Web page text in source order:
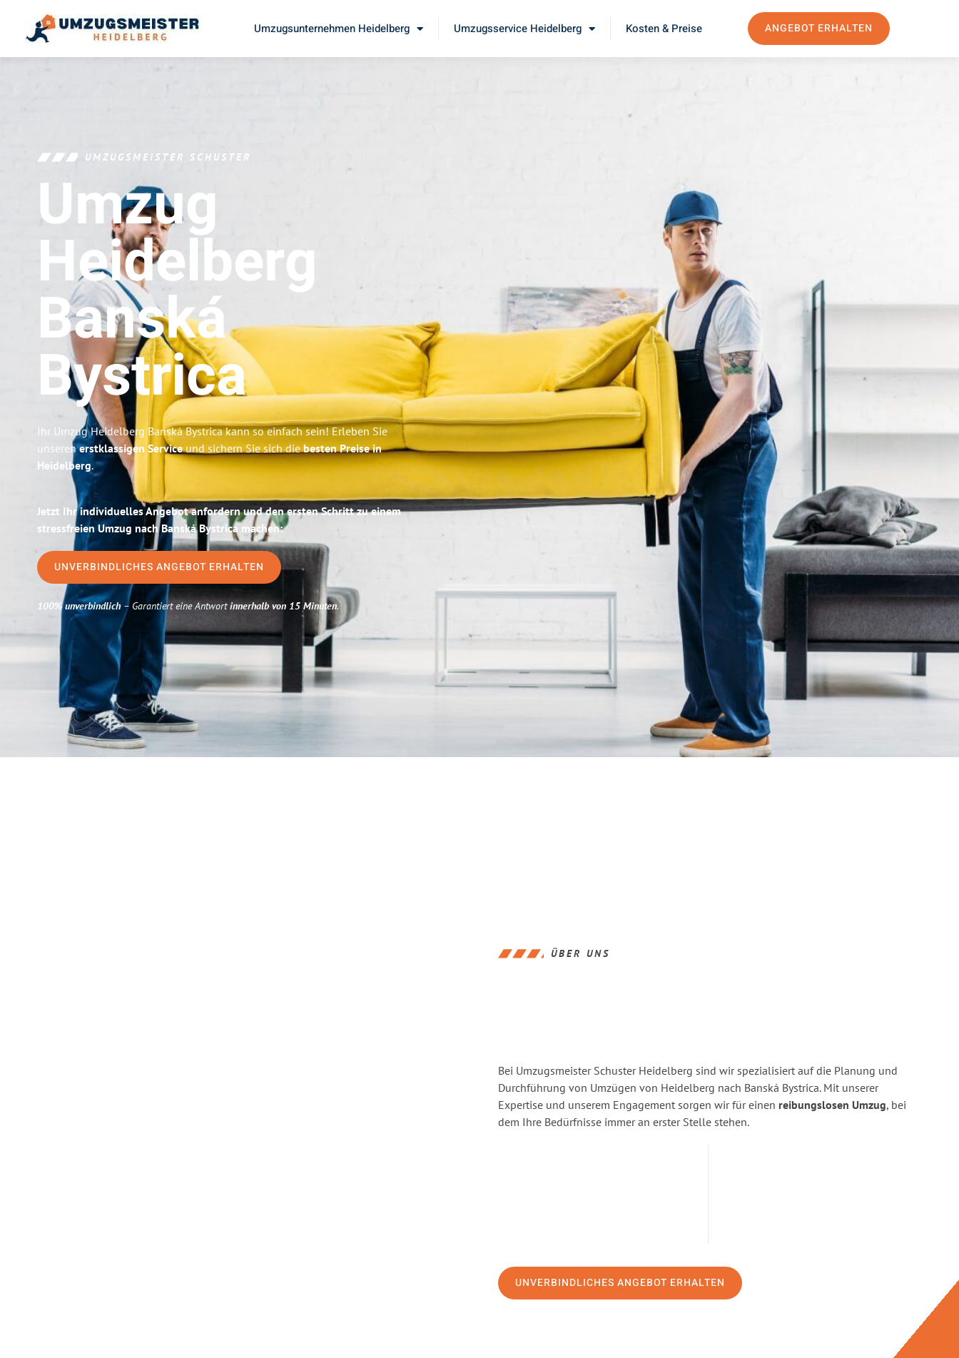
Umzugsunternehmen Heidelberg Umzugsservice Heidelberg Kosten & Preise ANGEBOT ERHALTEN
UMZUGSMEISTER SCHUSTER
Umzug
Heidelberg
Banská
Bystrica
Ihr Umzug Heidelberg Banská Bystrica kann so einfach sein! Erleben Sie
unserenerstklassigen Serviceund sichern Sie sich diebesten Preise in
Heidelberg.
Jetzt Ihr individuelles Angebot anfordern und den ersten Schritt zu einem
stressfreien Umzug nach Banská Bystrica machen:
UNVERBINDLICHES ANGEBOT ERHALTEN
100% unverbindlich– Garantiert eine Antwortinnerhalb von 15 Minuten.
ÜBER UNS
Bei Umzugsmeister Schuster Heidelberg sind wir spezialisiert auf die Planung und
Durchführung von Umzügen von Heidelberg nach Banská Bystrica. Mit unserer
Expertise und unserem Engagement sorgen wir für einen reibungslosen Umzug, bei
dem Ihre Bedürfnisse immer an erster Stelle stehen.
UNVERBINDLICHES ANGEBOT ERHALTEN